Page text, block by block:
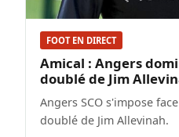
FOOT EN DIRECT
Amical : Angers
doublé de Jim
Angers SCO s'impose
doublé de Jim Allevinah.